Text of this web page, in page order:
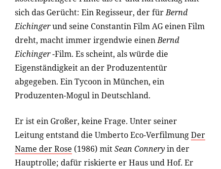
sich das Gerücht: Ein Regisseur, der fürBernd
Eichingerund seine Constantin Film AG einen Film
dreht, macht immer irgendwie einenBernd
Eichinger-Film. Es scheint, als würde die
Eigenständigkeit an der Produzententür
abgegeben. Ein Tycoon in München, ein
Produzenten-Mogul in Deutschland.
Er ist ein Großer, keine Frage. Unter seiner
Leitung entstand die Umberto Eco-VerfilmungDer
Name der Rose (1986) mitSean Conneryin der
Hauptrolle; dafür riskierte er Haus und Hof. Er